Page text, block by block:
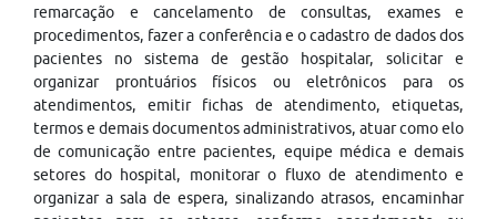
remarcação e cancelamento de consultas, exames e
procedimentos, fazer a conferência e o cadastro de dados dos
pacientes no sistema de gestão hospitalar, solicitar e
organizar prontuários físicos ou eletrônicos para os
atendimentos, emitir fichas de atendimento, etiquetas,
termos e demais documentos administrativos, atuar como elo
de comunicação entre pacientes, equipe médica e demais
setores do hospital, monitorar o fluxo de atendimento e
organizar a sala de espera, sinalizando atrasos, encaminhar